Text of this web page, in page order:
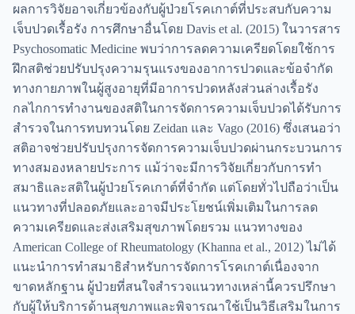
ผลการวิจัยอาจเกี่ยวข้องกับผู้ป่วยโรคเกาต์ที่ประสบกับความ
เจ็บปวดเรื้อรัง การศึกษาอื่นโดย Davis et al. (2015) ในวารสาร
Psychosomatic Medicine พบว่าการลดความเครียดโดยใช้การ
ฝึกสติช่วยปรับปรุงความรุนแรงของอาการปวดและข้อจำกัด
ทางกายภาพในผู้สูงอายุที่มีอาการปวดหลังส่วนล่างเรื้อรัง
กลไกการทำงานของสติในการจัดการความเจ็บปวดได้รับการ
สำรวจในการทบทวนโดย Zeidan และ Vago (2016) ซึ่งเสนอว่า
สติอาจช่วยปรับปรุงการจัดการความเจ็บปวดผ่านกระบวนการ
ทางสมองหลายประการ แม้ว่าจะมีการวิจัยเกี่ยวกับการทำ
สมาธิและสติในผู้ป่วยโรคเกาต์ที่จำกัด แต่โดยทั่วไปถือว่าเป็น
แนวทางที่ปลอดภัยและอาจมีประโยชน์เพิ่มเติมในการลด
ความเครียดและส่งเสริมสุขภาพโดยรวม แนวทางของ
American College of Rheumatology (Khanna et al., 2012) ไม่ได้
แนะนำการทำสมาธิสำหรับการจัดการโรคเกาต์เนื่องจาก
ขาดหลักฐาน ผู้ป่วยที่สนใจสำรวจแนวทางเหล่านี้ควรปรึกษา
กับผู้ให้บริการด้านสุขภาพและพิจารณาใช้เป็นวิธีเสริมในการ